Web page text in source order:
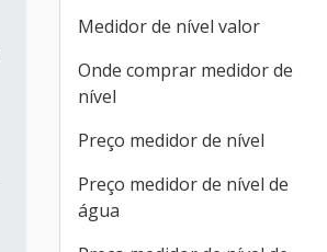
Medidor de nível valor
Onde comprar medidor de
nível
Preço medidor de nível
Preço medidor de nível de
água